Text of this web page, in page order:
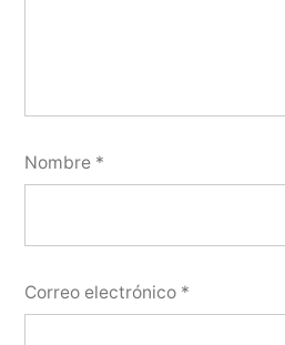
Nombre *
Correo electrónico *